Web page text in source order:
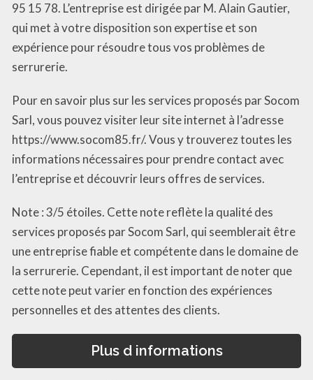
95 15 78. L’entreprise est dirigée par M. Alain Gautier,
qui met à votre disposition son expertise et son
expérience pour résoudre tous vos problèmes de
serrurerie.
Pour en savoir plus sur les services proposés par Socom
Sarl, vous pouvez visiter leur site internet à l’adresse
https://www.socom85.fr/. Vous y trouverez toutes les
informations nécessaires pour prendre contact avec
l’entreprise et découvrir leurs offres de services.
Note : 3/5 étoiles. Cette note reflète la qualité des
services proposés par Socom Sarl, qui seemblerait être
une entreprise fiable et compétente dans le domaine de
la serrurerie. Cependant, il est important de noter que
cette note peut varier en fonction des expériences
personnelles et des attentes des clients.
Plus d informations